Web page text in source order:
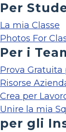
Per
La mia Classe
Photos For
Per i
Prova Gratuita
Risorse
Crea per
Unire la mia
per gli